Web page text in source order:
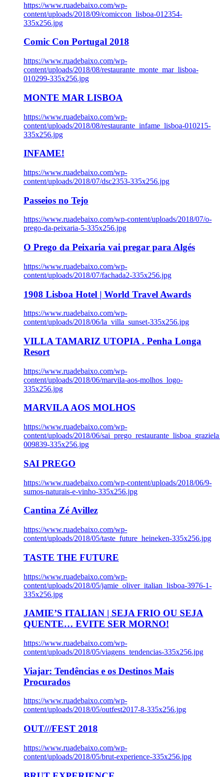
https://www.ruadebaixo.com/wp-
content/uploads/2018/09/comiccon_lisboa-012354-
335x256.jpg
Comic Con Portugal 2018
https://www.ruadebaixo.com/wp-
content/uploads/2018/08/restaurante_monte_mar_lisboa-
010299-335x256.jpg
MONTE MAR LISBOA
https://www.ruadebaixo.com/wp-
content/uploads/2018/08/restaurante_infame_lisboa-010215-
335x256.jpg
INFAME!
https://www.ruadebaixo.com/wp-
content/uploads/2018/07/dsc2353-335x256.jpg
Passeios no Tejo
https://www.ruadebaixo.com/wp-content/uploads/2018/07/o-
prego-da-peixaria-5-335x256.jpg
O Prego da Peixaria vai pregar para Algés
https://www.ruadebaixo.com/wp-
content/uploads/2018/07/fachada2-335x256.jpg
1908 Lisboa Hotel | World Travel Awards
https://www.ruadebaixo.com/wp-
content/uploads/2018/06/la_villa_sunset-335x256.jpg
VILLA TAMARIZ UTOPIA . Penha Longa
Resort
https://www.ruadebaixo.com/wp-
content/uploads/2018/06/marvila-aos-molhos_logo-
335x256.jpg
MARVILA AOS MOLHOS
https://www.ruadebaixo.com/wp-
content/uploads/2018/06/
009839-335x256.jpg
SAI PREGO
https://www.ruadebaixo.com/wp-content/uploads/2018/06/9-
sumos-naturais-e-vinho-335x256.jpg
Cantina Zé Avillez
https://www.ruadebaixo.com/wp-
content/uploads/2018/05/taste_future_heineken-335x256.jpg
TASTE THE FUTURE
https://www.ruadebaixo.com/wp-
content/uploads/2018/05/jamie_oliver_italian_lisboa-3976-1-
335x256.jpg
JAMIE’S ITALIAN | SEJA FRIO OU SEJA
QUENTE… EVITE SER MORNO!
https://www.ruadebaixo.com/wp-
content/uploads/2018/05/viagens_tendencias-335x256.jpg
Viajar: Tendências e os Destinos Mais
Procurados
https://www.ruadebaixo.com/wp-
content/uploads/2018/05/outfest2017-8-335x256.jpg
OUT///FEST 2018
https://www.ruadebaixo.com/wp-
content/uploads/2018/05/brut-experience-335x256.jpg